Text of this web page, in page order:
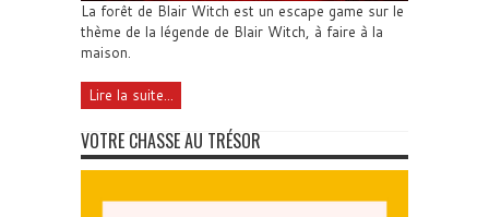
La forêt de Blair Witch est un escape game sur le
thème de la légende de Blair Witch, à faire à la
maison.
Lire la suite...
VOTRE CHASSE AU TRÉSOR